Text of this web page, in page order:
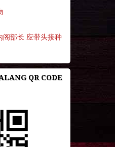
阁部长 应带头接种
QR CODE